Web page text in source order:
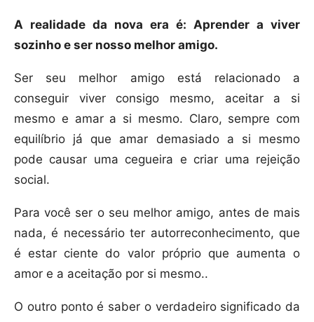
A realidade da nova era é: Aprender a viver
sozinho e ser nosso melhor amigo.
Ser seu melhor amigo está relacionado a
conseguir viver consigo mesmo, aceitar a si
mesmo e amar a si mesmo. Claro, sempre com
equilíbrio já que amar demasiado a si mesmo
pode causar uma cegueira e criar uma rejeição
social.
Para você ser o seu melhor amigo, antes de mais
nada, é necessário ter autorreconhecimento, que
é estar ciente do valor próprio que aumenta o
amor e a aceitação por si mesmo..
O outro ponto é saber o verdadeiro significado da